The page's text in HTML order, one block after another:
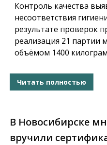
Контроль качества
несоответствия
результате проверок
реализация 21 партии
объёмом 1400
Читать полностью
В Новосибирске
вручили